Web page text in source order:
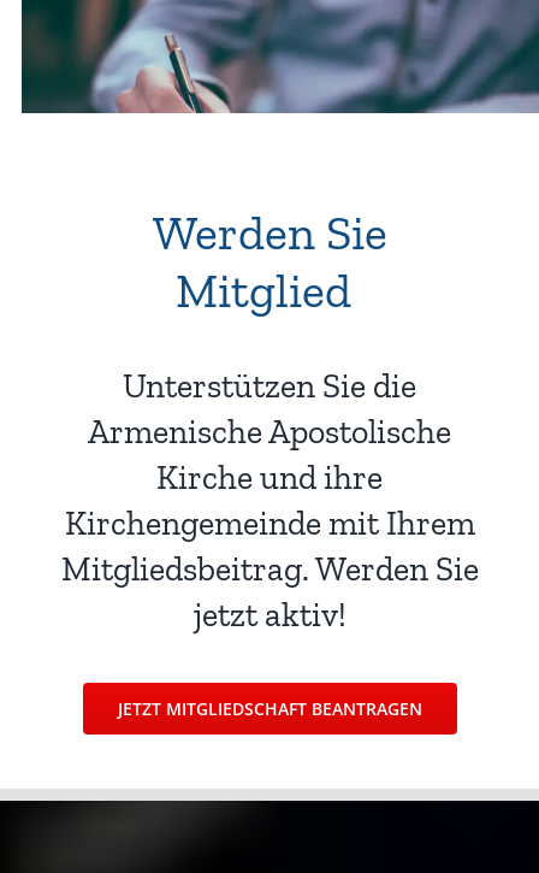
Werden Sie
Mitglied
Unterstützen Sie die
Armenische Apostolische
Kirche und ihre
Kirchengemeinde mit Ihrem
Mitgliedsbeitrag. Werden Sie
jetzt aktiv!
JETZT MITGLIEDSCHAFT BEANTRAGEN